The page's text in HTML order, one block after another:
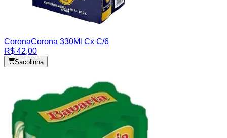
CoronaCorona 330Ml Cx C/6
R$ 42,00
Sacolinha